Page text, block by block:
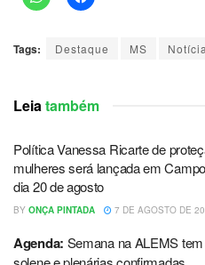
Tags: Destaque MS
Leiatambém
Política Vanessa Ricarte de
mulheres será lançada em
dia 20 de agosto
BY ONÇA PINTADA 7 DE AGOSTO DE
Agenda: Semana na ALEMS